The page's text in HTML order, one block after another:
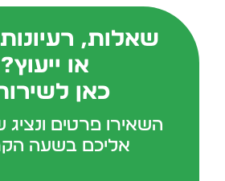
שאלות,
או ייעוץ?
כאן
השאירו פרטים ונציג
אליכם בשעה